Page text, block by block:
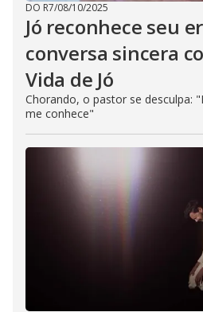
DO R7/08/10/2025
Jó reconhece seu
conversa sincera
Vida de Jó
Chorando, o pastor se desculpa:
me conhece"